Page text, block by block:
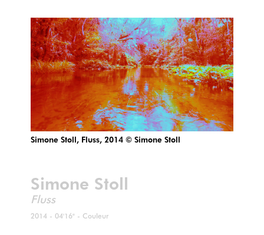
Simone Stoll, Fluss, 2014 © Simone Stoll
Simone Stoll
Fluss
2014 - 04'16" - Couleur